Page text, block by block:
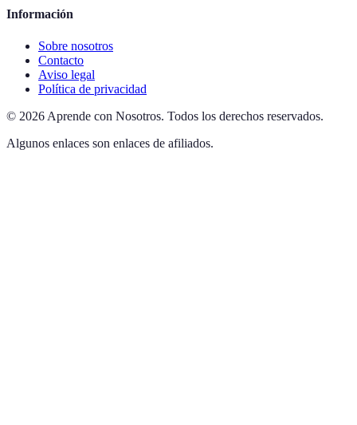
Información
Sobre nosotros
Contacto
Aviso legal
Política de privacidad
© 2026 Aprende con Nosotros. Todos los derechos reservados.
Algunos enlaces son enlaces de afiliados.